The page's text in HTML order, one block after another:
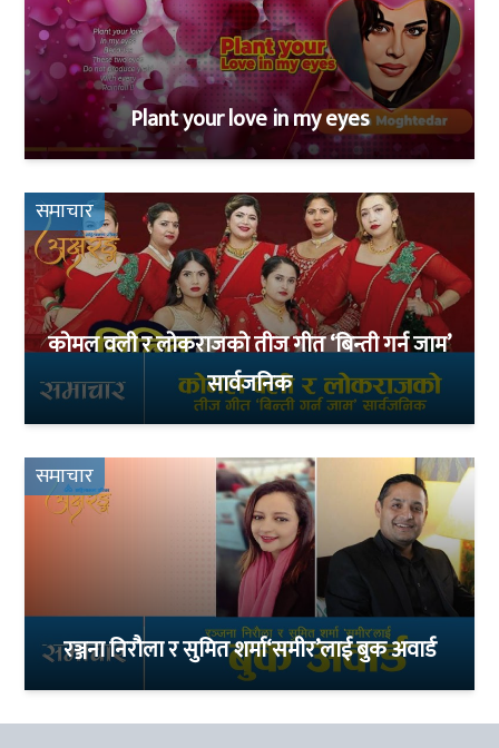
Plant your love in my eyes
समाचार
कोमल वली र लोकराजको तीज गीत ‘बिन्ती गर्न जाम’
सार्वजनिक
समाचार
रञ्जना निरौला र सुमित शर्मा‘समीर’लाई बुक अवार्ड